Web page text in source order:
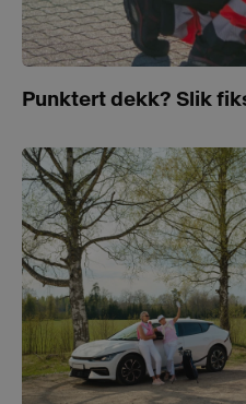
Punktert dekk? Slik